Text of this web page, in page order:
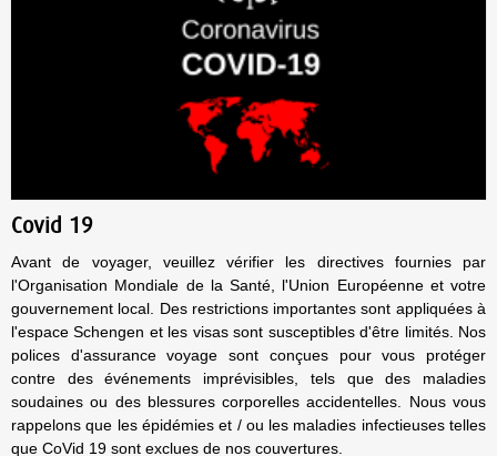
Covid 19
Avant de voyager, veuillez vérifier les directives fournies par
l'Organisation Mondiale de la Santé, l'Union Européenne et votre
gouvernement local. Des restrictions importantes sont appliquées à
l'espace Schengen et les visas sont susceptibles d'être limités. Nos
polices d'assurance voyage sont conçues pour vous protéger
contre des événements imprévisibles, tels que des maladies
soudaines ou des blessures corporelles accidentelles. Nous vous
rappelons que les épidémies et / ou les maladies infectieuses telles
que CoVid 19 sont exclues de nos couvertures.